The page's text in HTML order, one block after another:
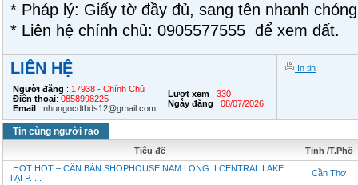
* Pháp lý: Giấy tờ đầy đủ, sang tên nhanh
* Liên hệ chính chủ: 0905577555 để xem đất.
LIÊN HỆ
Người đăng : 17938 - Chính Chủ
Điện thoại: 0858998225
Email : nhungocdtbds12@gmail.com
Lượt xem : 330
Ngày đăng : 08/07/2026
In tin
Tin cùng người rao
Tiêu đề
Tỉnh /T.Phố
HOT HOT – CẦN BÁN SHOPHOUSE NAM LONG II CENTRAL LAKE
TẠI P. ...
Cần Thơ